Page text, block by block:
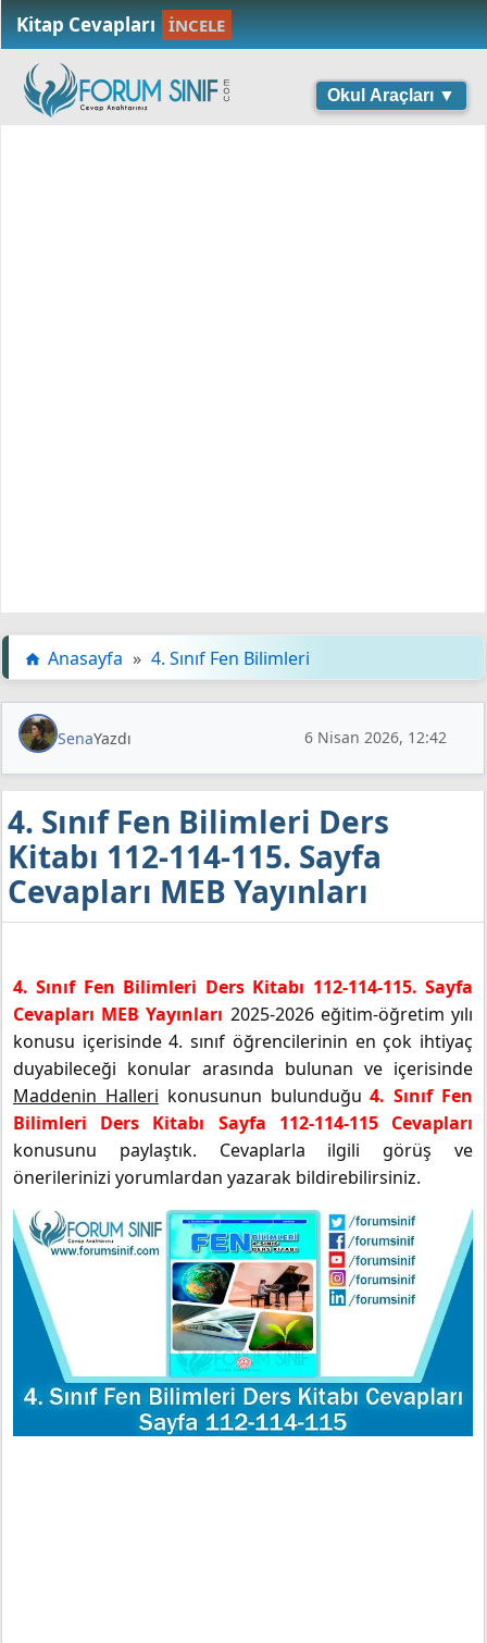
Kitap Cevapları İNCELE
Okul Araçları ▼
Anasayfa » 4. Sınıf Fen Bilimleri
SenaYazdı 6 Nisan 2026, 12:42
4. Sınıf Fen Bilimleri Ders
Kitabı 112-114-115. Sayfa
Cevapları MEB Yayınları
4. Sınıf Fen Bilimleri Ders Kitabı 112-114-115. Sayfa
Cevapları MEB Yayınları 2025-2026 eğitim-öğretim yılı
konusu içerisinde 4. sınıf öğrencilerinin en çok ihtiyaç
duyabileceği konular arasında bulunan ve içerisinde
Maddenin Halleri konusunun bulunduğu4. Sınıf Fen
Bilimleri Ders Kitabı Sayfa 112-114-115 Cevapları
konusunu paylaştık. Cevaplarla ilgili görüş ve
önerilerinizi yorumlardan yazarak bildirebilirsiniz.